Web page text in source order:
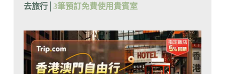
去旅行│ 3筆預訂免費使用貴賓室